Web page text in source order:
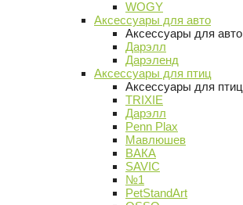
WOGY
Аксессуары для авто
Аксессуары для авто
Дарэлл
Дарэленд
Аксессуары для птиц
Аксессуары для птиц
TRIXIE
Дарэлл
Penn Plax
Мавлюшев
ВАКА
SAVIC
№1
PetStandArt